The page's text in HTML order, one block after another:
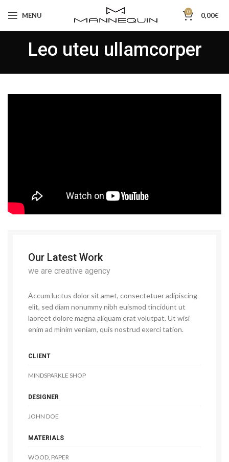
MENU 0 0,00€
Leo uteu ullamcorper
Our Latest Work
we are creative agency
Accum luctus dolor sit amet, consectetuer adipiscing
elit, sed diam nonummy nibh euismod tincidunt ut
laoreet dolore magna aliquam erat volutpat. Ut wisi
enim ad minim veniam, quis nostrud exerci tation.
CLIENT
MINDSPARKLE SHOP
DESIGNER
JOHN DOE
MATERIALS
WOOD, PAPER